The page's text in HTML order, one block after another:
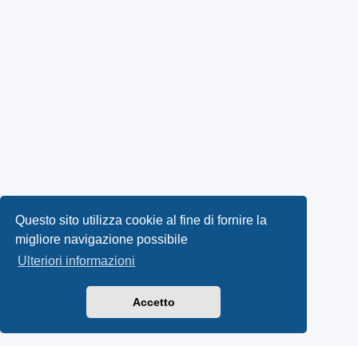
Questo sito utilizza cookie al fine di fornire la
migliore navigazione possibile
Ulteriori informazioni
Accetto